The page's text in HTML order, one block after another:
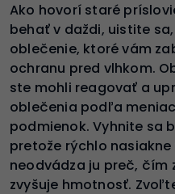
Ako hovorí staré
behať v daždi, uistite
oblečenie, ktoré vám
ochranu pred vlhkom.
ste mohli reagovať a
oblečenia podľa
podmienok. Vyhnite sa
pretože rýchlo
neodvádza ju preč, čím
zvyšuje hmotnosť.